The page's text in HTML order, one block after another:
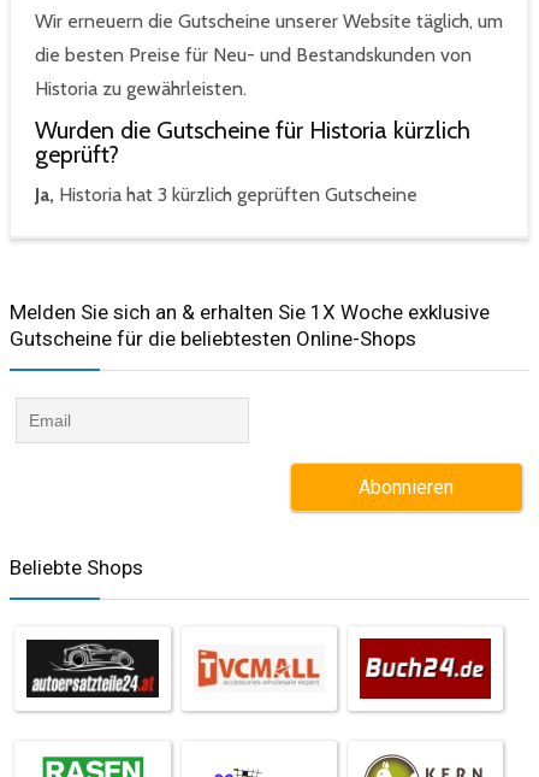
Wir erneuern die Gutscheine unserer Website täglich, um
die besten Preise für Neu- und Bestandskunden von
Historia zu gewährleisten.
Wurden die Gutscheine für Historia kürzlich
geprüft?
Ja, Historia hat 3 kürzlich geprüften Gutscheine
Melden Sie sich an & erhalten Sie 1X Woche exklusive
Gutscheine für die beliebtesten Online-Shops​
Beliebte Shops